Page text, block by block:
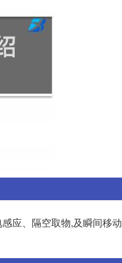
应、隔空取物,及瞬间移